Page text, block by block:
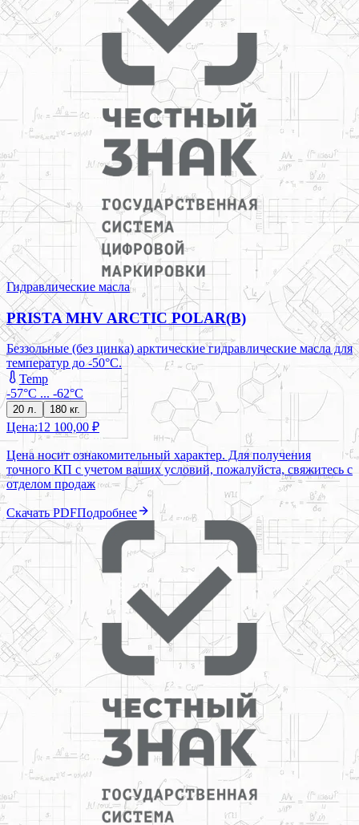
Гидравлические масла
PRISTA MHV ARCTIC POLAR(B)
Беззольные (без цинка) арктические гидравлические масла для
температур до -50°C.
Temp
-57°C ... -62°C
20 л. 180 кг.
Цена:12 100,00 ₽
Цена носит ознакомительный характер. Для получения
точного КП с учетом ваших условий, пожалуйста, свяжитесь с
отделом продаж
Скачать PDFПодробнее